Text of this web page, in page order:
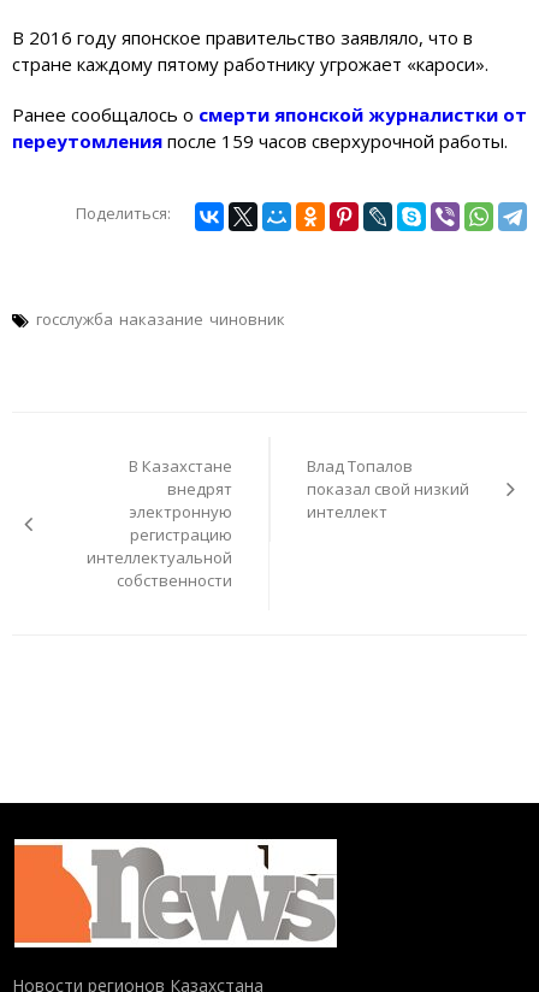
В 2016 году японское правительство заявляло, что в
стране каждому пятому работнику угрожает «кароси».
Ранее сообщалось о смерти японской журналистки от
переутомления после 159 часов сверхурочной работы.
Поделиться:
госслужба наказание чиновник
В Казахстане
внедрят
электронную
регистрацию
интеллектуальной
собственности
Влад Топалов
показал свой низкий
интеллект
Новости регионов Казахстана